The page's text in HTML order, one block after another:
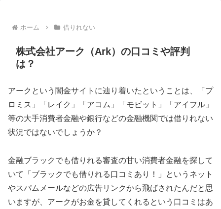
ホーム 借りれない
株式会社アーク（Ark）の口コミや評判
は？
アークという闇金サイトに辿り着いたということは、「プ
ロミス」「レイク」「アコム」「モビット」「アイフル」
等の大手消費者金融や銀行などの金融機関では借りれない
状況ではないでしょうか？
金融ブラックでも借りれる審査の甘い消費者金融を探して
いて「ブラックでも借りれる口コミあり！」というネット
やスパムメールなどの広告リンクから飛ばされたんだと思
いますが、アークがお金を貸してくれるという口コミはあ